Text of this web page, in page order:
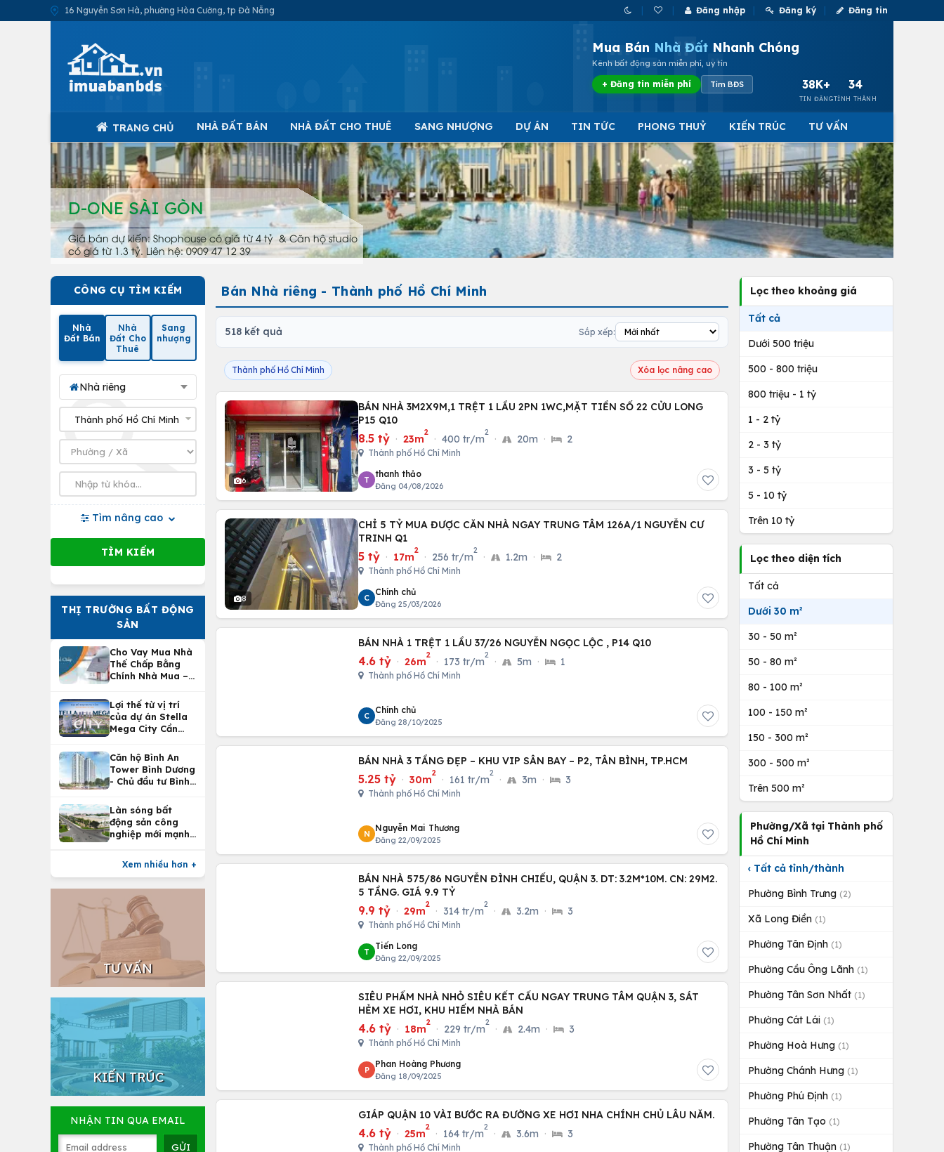
16 Nguyễn Sơn Hà, phường Hòa Cường, tp Đà Nẵng Đăng nhập Đăng ký Đăng tin
Mua Bán Nhà Đất Nhanh Chóng
Kênh bất động sản miễn phí, uy tín
+ Đăng tin miễn phí Tìm BĐS 38K+
TIN ĐĂNG
34
TỈNH THÀNH
TRANG CHỦ NHÀ ĐẤT BÁN NHÀ ĐẤT CHO THUÊ SANG NHƯỢNG DỰ ÁN TIN TỨC PHONG THUỶ KIẾN TRÚC TƯ VẤN
D-ONE SÀI GÒN
Giá bán dự kiến: Shophouse có giá từ 4 tỷ & Căn hộ studio
có giá từ 1.3 tỷ. Liên hệ: 0909 47 12 39
CÔNG CỤ TÌM KIẾM
Nhà
Đất Bán
Nhà
Đất Cho
Thuê
Sang
nhượng
Nhà riêng
Tìm nâng cao
THỊ TRƯỜNG BẤT ĐỘNG
SẢN
Cho Vay Mua Nhà
Thế Chấp Bằng
Chính Nhà Mua –
Nhà Tại
Vietcombank
Lợi thế từ vị trí
của dự án Stella
Mega City Cần
Căn hộ Bình An
Tower Bình Dương
- Chủ đầu tư Bình
Làn sóng bất
động sản công
nghiệp mới mạnh
Xem nhiều hơn +
TƯ VẤN
KIẾN TRÚC
NHẬN TIN QUA EMAIL
Bán Nhà riêng - Thành phố Hồ Chí Minh
518 kết quả Sắp xếp:
Thành phố Hồ Chí Minh Xóa lọc nâng cao
6
BÁN NHÀ 3M2X9M,1 TRỆT 1 LẦU 2PN 1WC,MẶT TIỀN SỐ 22 CỬU LONG
P15 Q10
8.5 tỷ · 23m
2
· 400 tr/m
2
· 20m · 2
Thành phố Hồ Chí Minh
T
thanh thảo
Đăng 04/08/2026
8
CHỈ 5 TỶ MUA ĐƯỢC CĂN NHÀ NGAY TRUNG TÂM 126A/1 NGUYỄN CƯ
TRINH Q1
5 tỷ · 17m
2
· 256 tr/m
2
· 1.2m · 2
Thành phố Hồ Chí Minh
C
Chính chủ
Đăng 25/03/2026
BÁN NHÀ 1 TRỆT 1 LẦU 37/26 NGUYỄN NGỌC LỘC , P14 Q10
4.6 tỷ · 26m
2
· 173 tr/m
2
· 5m · 1
Thành phố Hồ Chí Minh
C
Chính chủ
Đăng 28/10/2025
BÁN NHÀ 3 TẦNG ĐẸP – KHU VIP SÂN BAY – P2, TÂN BÌNH, TP.HCM
5.25 tỷ · 30m
2
· 161 tr/m
2
· 3m · 3
Thành phố Hồ Chí Minh
N
Nguyễn Mai Thương
Đăng 22/09/2025
BÁN NHÀ 575/86 NGUYỄN ĐÌNH CHIỂU, QUẬN 3. DT: 3.2M*10M. CN: 29M2.
5 TẦNG. GIÁ 9.9 TỶ
9.9 tỷ · 29m
2
· 314 tr/m
2
· 3.2m · 3
Thành phố Hồ Chí Minh
T
Tiến Long
Đăng 22/09/2025
SIÊU PHẨM NHÀ NHỎ SIÊU KẾT CẤU NGAY TRUNG TÂM QUẬN 3, SÁT
HẺM XE HƠI, KHU HIẾM NHÀ BÁN
4.6 tỷ · 18m
2
· 229 tr/m
2
· 2.4m · 3
Thành phố Hồ Chí Minh
P
Phan Hoàng Phương
Đăng 18/09/2025
GIÁP QUẬN 10 VÀI BƯỚC RA ĐƯỜNG XE HƠI NHA CHÍNH CHỦ LÂU NĂM.
4.6 tỷ · 25m
2
· 164 tr/m
2
· 3.6m · 3
Thành phố Hồ Chí Minh
Lọc theo khoảng giá
Tất cả
Dưới 500 triệu
500 - 800 triệu
800 triệu - 1 tỷ
1 - 2 tỷ
2 - 3 tỷ
3 - 5 tỷ
5 - 10 tỷ
Trên 10 tỷ
Lọc theo diện tích
Tất cả
Dưới 30 m²
30 - 50 m²
50 - 80 m²
80 - 100 m²
100 - 150 m²
150 - 300 m²
300 - 500 m²
Trên 500 m²
Phường/Xã tại Thành phố
Hồ Chí Minh
‹ Tất cả tỉnh/thành
Phường Bình Trưng (2)
Xã Long Điền (1)
Phường Tân Định (1)
Phường Cầu Ông Lãnh (1)
Phường Tân Sơn Nhất (1)
Phường Cát Lái (1)
Phường Hoà Hưng (1)
Phường Chánh Hưng (1)
Phường Phú Định (1)
Phường Tân Tạo (1)
Phường Tân Thuận (1)